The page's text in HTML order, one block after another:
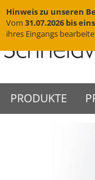
Hinweis zu unseren
Vom 31.07.2026 bis
ihres Eingangs
PRODUKTE